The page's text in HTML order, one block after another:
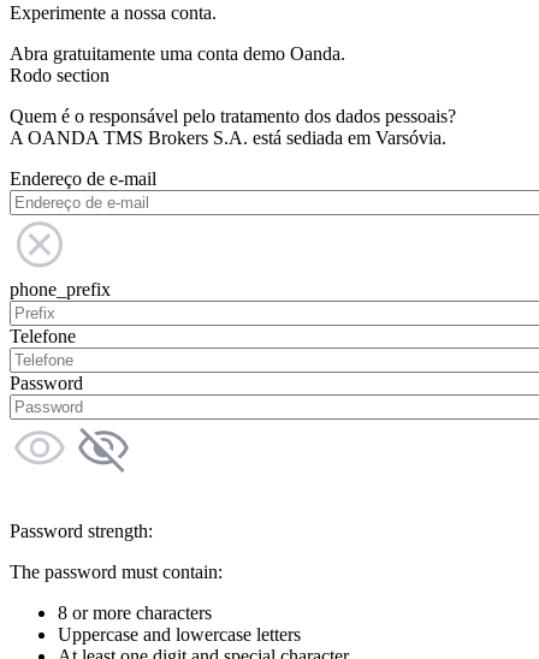
Experimente a nossa conta.
Abra gratuitamente uma conta demo Oanda.
Rodo section
Quem é o responsável pelo tratamento dos dados pessoais?
A OANDA TMS Brokers S.A. está sediada em Varsóvia.
Endereço de e-mail
phone_prefix
Telefone
Password
Password strength:
The password must contain:
8 or more characters
Uppercase and lowercase letters